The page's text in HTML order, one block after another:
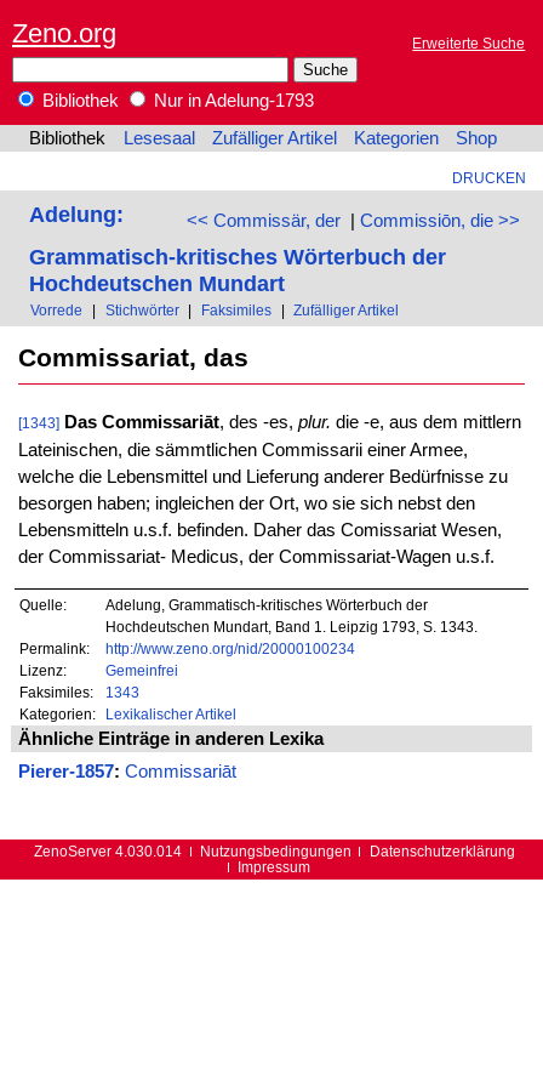
Zeno.org Erweiterte Suche
Bibliothek
Nur in Adelung-1793
Bibliothek
Lesesaal Zufälliger Artikel Kategorien Shop
DRUCKEN
<< Commissär, der| Commissiōn, die >>
Adelung:
Grammatisch-kritisches Wörterbuch der
Hochdeutschen Mundart
Vorrede | Stichwörter | Faksimiles | Zufälliger Artikel
Commissariat, das
[1343] Das Commissariāt, des -es, plur. die -e, aus dem mittlern
Lateinischen, die sämmtlichen Commissarii einer Armee,
welche die Lebensmittel und Lieferung anderer Bedürfnisse zu
besorgen haben; ingleichen der Ort, wo sie sich nebst den
Lebensmitteln u.s.f. befinden. Daher das Comissariat Wesen,
der Commissariat- Medicus, der Commissariat-Wagen u.s.f.
Quelle:
Adelung, Grammatisch-kritisches Wörterbuch der
Hochdeutschen Mundart, Band 1. Leipzig 1793, S. 1343.
Permalink:
http://www.zeno.org/nid/20000100234
Lizenz:
Gemeinfrei
Faksimiles:
1343
Kategorien:
Lexikalischer Artikel
Ähnliche Einträge in anderen Lexika
Pierer-1857: Commissariāt
ZenoServer 4.030.014 Nutzungsbedingungen
Datenschutzerklärung
Impressum